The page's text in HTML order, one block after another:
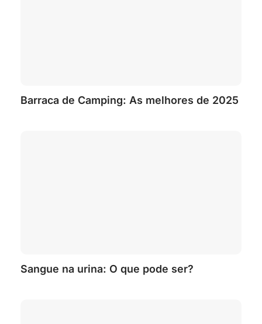
Barraca de Camping: As melhores de 2025
Sangue na urina: O que pode ser?